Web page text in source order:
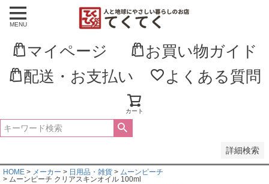
MENU
マイページ
お買い物ガイド
配送・お支払い
よくある質問
カート
詳細検索
新着順
登録順
価格が高い順
優先度順
HOME メーカー 日用品・雑貨
ムーンピーチ
ムーンピーチ クリアスキンオイル 100ml